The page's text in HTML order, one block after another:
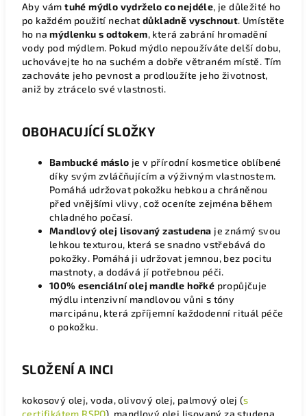
Aby vámtuhé mýdlo vydrželo co nejdéle, je důležité ho
po každém použití nechat důkladně vyschnout. Umístěte
ho namýdlenku s odtokem, která zabrání hromadění
vody pod mýdlem. Pokud mýdlo nepoužíváte delší dobu,
uchovávejte ho na suchém a dobře větraném místě. Tím
zachováte jeho pevnost a prodloužíte jeho životnost,
aniž by ztrácelo své vlastnosti.
OBOHACUJÍCÍ SLOŽKY
Bambucké máslo je v přírodní kosmetice oblíbené
díky svým zvláčňujícím a výživným vlastnostem.
Pomáhá udržovat pokožku hebkou a chráněnou
před vnějšími vlivy, což oceníte zejména během
chladného počasí.
Mandlový olej lisovaný zastudena je známý svou
lehkou texturou, která se snadno vstřebává do
pokožky. Pomáhá ji udržovat jemnou, bez pocitu
mastnoty, a dodává jí potřebnou péči.
100% esenciální olej mandle hořké propůjčuje
mýdlu intenzivní mandlovou vůni s tóny
marcipánu, která zpříjemní každodenní rituál péče
o pokožku.
SLOŽENÍ A INCI
kokosový olej, voda, olivový olej, palmový olej (s